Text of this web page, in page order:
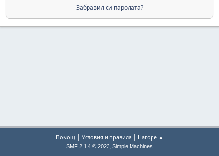
Забравил си паролата?
Помощ| Условия и правила| Нагоре ▲
SMF 2.1.4 © 2023, Simple Machines